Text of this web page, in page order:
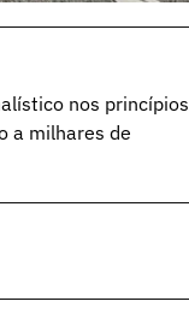
nos princípios
a milhares de